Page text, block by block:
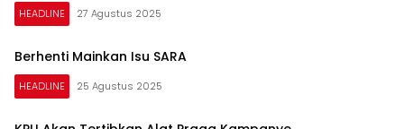
HEADLINE 27 Agustus 2025
Berhenti Mainkan Isu SARA
HEADLINE 25 Agustus 2025